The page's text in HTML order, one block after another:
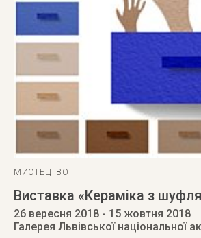
МИСТЕЦТВО
Виставка «Кераміка з
26 вересня 2018 - 15 жовтня 2018
Галерея Львівської національної